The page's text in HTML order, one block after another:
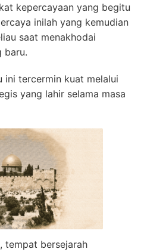
kepercayaan yang begitu
inilah yang kemudian
saat menakhodai
baru.
ini tercermin kuat melalui
yang lahir selama masa
tempat bersejarah